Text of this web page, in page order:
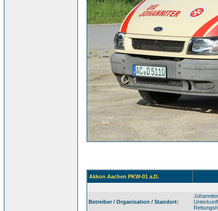
Akkon Aachen PKW-01 a.D.
Betreiber / Organisation / Standort: